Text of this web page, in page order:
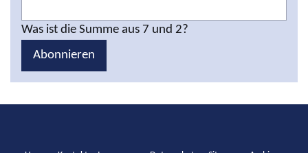
Was ist die Summe aus 7 und 2?
Abonnieren